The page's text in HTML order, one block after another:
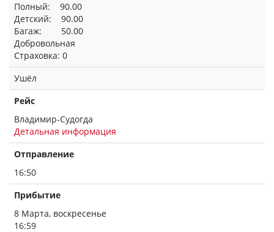
Полный: 90.00
Детский: 90.00
Багаж: 50.00
Добровольная
Страховка: 0
Ушёл
Рейс
Владимир-Судогда
Детальная информация
Отправление
16:50
Прибытие
8 Марта, воскресенье
16:59